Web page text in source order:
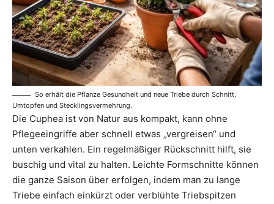
So erhält die Pflanze Gesundheit und neue Triebe durch Schnitt,
Umtopfen und Stecklingsvermehrung.
Die Cuphea ist von Natur aus kompakt, kann ohne
Pflegeeingriffe aber schnell etwas „vergreisen“ und
unten verkahlen. Ein regelmäßiger Rückschnitt hilft, sie
buschig und vital zu halten. Leichte Formschnitte können
die ganze Saison über erfolgen, indem man zu lange
Triebe einfach einkürzt oder verblühte Triebspitzen